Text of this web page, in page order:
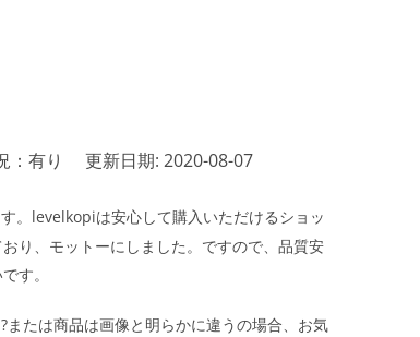
：有り 更新日期: 2020-08-07
。levelkopiは安心して購入いただけるショッ
り、モットーにしました。ですので、品質安
す。
たは商品は画像と明らかに違うの場合、お気